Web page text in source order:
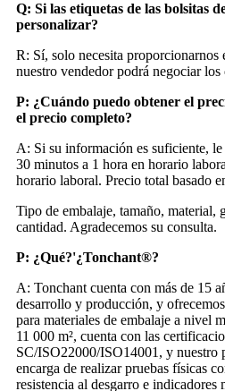
Q: Si las etiquetas de las bolsitas
personalizar?
R: Sí, solo necesita
nuestro vendedor podrá negociar los
P: ¿Cuándo puedo obtener el
el precio completo?
A: Si su información es suficiente, le
30 minutos a 1 hora en horario
horario laboral. Precio total basado
Tipo de embalaje, tamaño, material,
cantidad. Agradecemos su consulta.
P: ¿Qué?'¿Tonchant®?
A: Tonchant cuenta con más de 15
desarrollo y producción, y
para materiales de embalaje a nivel
11 000 m², cuenta con las
SC/ISO22000/ISO14001, y nuestro
encarga de realizar pruebas físicas
resistencia al desgarro e indicadores